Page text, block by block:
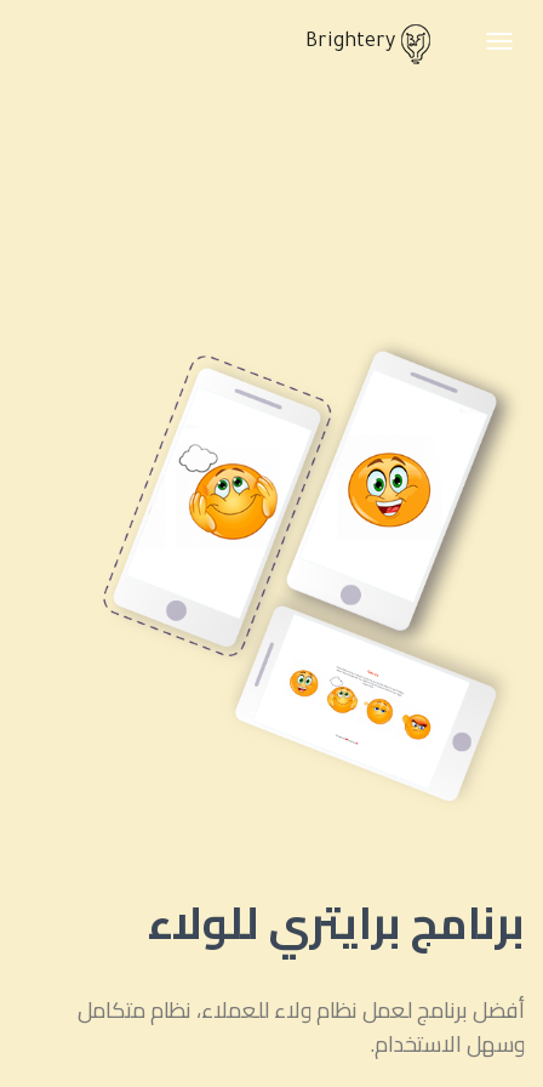
Toggle
Brightery
برنامج برايتري للولاء
أفضل برنامج لعمل نظام ولاء للعملاء، نظام متكامل
وسهل الاستخدام.